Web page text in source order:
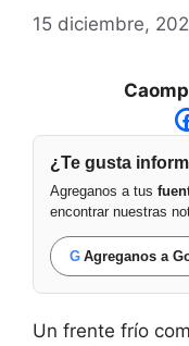
15 diciembre,
¿Te gusta
Agreganos a tus
encontrar nuestras
G Agreganos a
Un frente frío